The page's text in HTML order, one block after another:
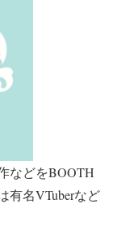
などをBOOTH
有名VTuberなど